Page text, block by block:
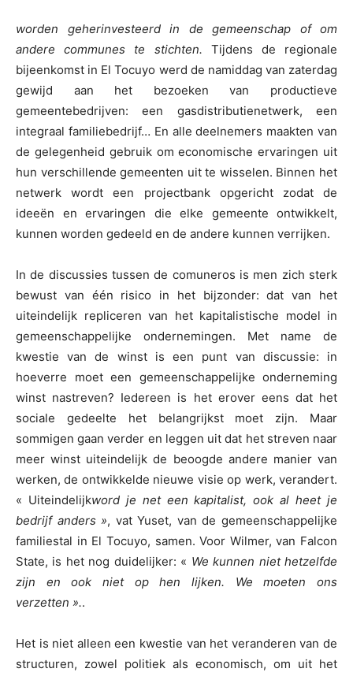
worden geherinvesteerd in de gemeenschap of om
andere communes te stichten. Tijdens de regionale
bijeenkomst in El Tocuyo werd de namiddag van zaterdag
gewijd aan het bezoeken van productieve
gemeentebedrijven: een gasdistributienetwerk, een
integraal familiebedrijf… En alle deelnemers maakten van
de gelegenheid gebruik om economische ervaringen uit
hun verschillende gemeenten uit te wisselen. Binnen het
netwerk wordt een projectbank opgericht zodat de
ideeën en ervaringen die elke gemeente ontwikkelt,
kunnen worden gedeeld en de andere kunnen verrijken.
In de discussies tussen de comuneros is men zich sterk
bewust van één risico in het bijzonder: dat van het
uiteindelijk repliceren van het kapitalistische model in
gemeenschappelijke ondernemingen. Met name de
kwestie van de winst is een punt van discussie: in
hoeverre moet een gemeenschappelijke onderneming
winst nastreven? Iedereen is het erover eens dat het
sociale gedeelte het belangrijkst moet zijn. Maar
sommigen gaan verder en leggen uit dat het streven naar
meer winst uiteindelijk de beoogde andere manier van
werken, de ontwikkelde nieuwe visie op werk, verandert.
« Uiteindelijkword je net een kapitalist, ook al heet je
bedrijf anders », vat Yuset, van de gemeenschappelijke
familiestal in El Tocuyo, samen. Voor Wilmer, van Falcon
State, is het nog duidelijker: « We kunnen niet hetzelfde
zijn en ook niet op hen lijken. We moeten ons
verzetten »..
Het is niet alleen een kwestie van het veranderen van de
structuren, zowel politiek als economisch, om uit het